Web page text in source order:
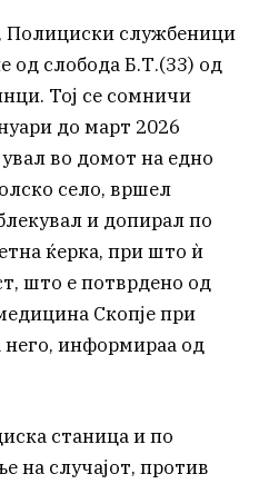
Полициски службеници
слобода Б.Т.(33) од
Тој се сомничи
до март 2026
во домот на едно
село, вршел
и допирал по
ќерка, при што ѝ
што е потврдено од
Скопје при
него, информираа од
станица и по
на случајот, против